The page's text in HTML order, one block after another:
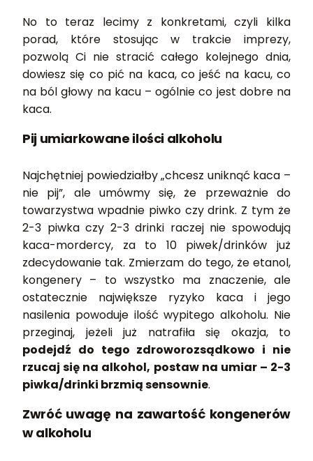
No to teraz lecimy z konkretami, czyli kilka
porad, które stosując w trakcie imprezy,
pozwolą Ci nie stracić całego kolejnego dnia,
dowiesz się co pić na kaca, co jeść na kacu, co
na ból głowy na kacu – ogólnie co jest dobre na
kaca.
Pij umiarkowane ilości alkoholu
Najchętniej powiedziałby „chcesz uniknąć kaca –
nie pij”, ale umówmy się, że przeważnie do
towarzystwa wpadnie piwko czy drink. Z tym że
2-3 piwka czy 2-3 drinki raczej nie spowodują
kaca-mordercy, za to 10 piwek/drinków już
zdecydowanie tak. Zmierzam do tego, że etanol,
kongenery – to wszystko ma znaczenie, ale
ostatecznie największe ryzyko kaca i jego
nasilenia powoduje ilość wypitego alkoholu. Nie
przeginaj, jeżeli już natrafiła się okazja, to
podejdź do tego zdroworozsądkowo i nie
rzucaj się na alkohol, postaw na umiar – 2-3
piwka/drinki brzmią sensownie.
Zwróć uwagę na zawartość kongenerów
w alkoholu